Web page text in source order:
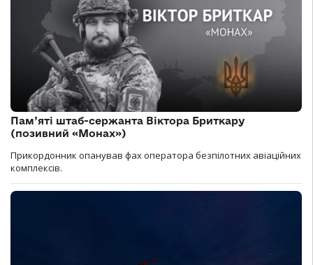
Пам’яті штаб-сержанта Віктора Бриткару
(позивний «Монах»)
Прикордонник опанував фах оператора безпілотних авіаційних
комплексів.